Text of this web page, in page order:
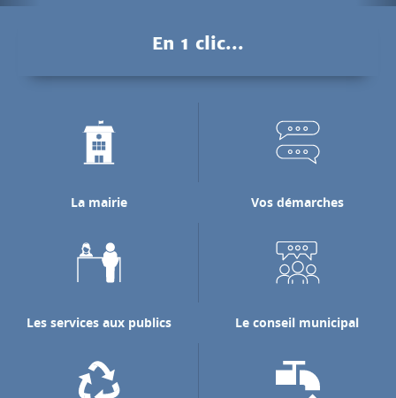
Nan a creusé les falaises calcaires
pour rejoindre la rivière de
laquelle il se jette.
En 1 clic...
La mairie Vos démarches
Les services aux publics Le conseil municipal